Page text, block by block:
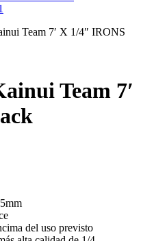
Team 7′ X 1/4″ IRONS
Team 7′
del uso previsto